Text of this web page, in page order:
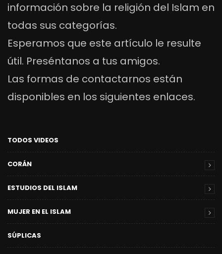
información sobre la religión del Islam en
todas sus categorías.
Esperamos que este artículo le resulte
útil. Preséntanos a tus amigos.
Las formas de contactarnos están
disponibles en los siguientes enlaces.
TODOS VIDEOS
CORÁN
ESTUDIOS DEL ISLAM
MUJER EN EL ISLAM
SÚPLICAS